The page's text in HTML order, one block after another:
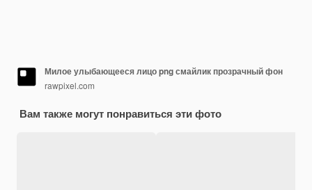
Милое улыбающееся лицо png смайлик прозрачный фон
rawpixel.com
Вам также могут понравиться эти фото